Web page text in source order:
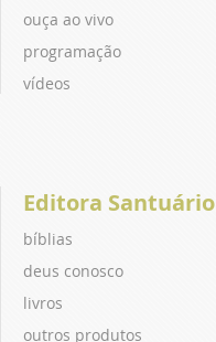
ouça ao vivo
programação
vídeos
Editora Santuário
bíblias
deus conosco
livros
outros produtos